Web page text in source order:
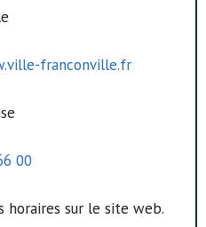
franconville.fr
00
horaires sur le site web.